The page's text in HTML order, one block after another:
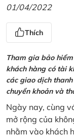
01/04/2022
Thích
Tham gia bảo
khách hàng có tài
các giao dịch
chuyển khoản và
Ngày nay, cùng
mở rộng của
nhằm vào khách